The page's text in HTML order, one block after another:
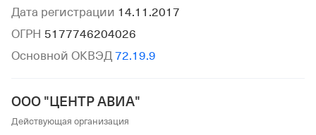
Дата регистрации 14.11.2017
ОГРН 5177746204026
Основной ОКВЭД 72.19.9
ООО "ЦЕНТР АВИА"
Действующая организация